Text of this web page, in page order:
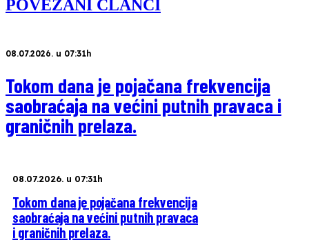
POVEZANI ČLANCI
08.07.2026. u 07:31h
Tokom dana je pojačana frekvencija
saobraćaja na većini putnih pravaca i
graničnih prelaza.
08.07.2026. u 07:31h
Tokom dana je pojačana frekvencija
saobraćaja na većini putnih pravaca
i graničnih prelaza.